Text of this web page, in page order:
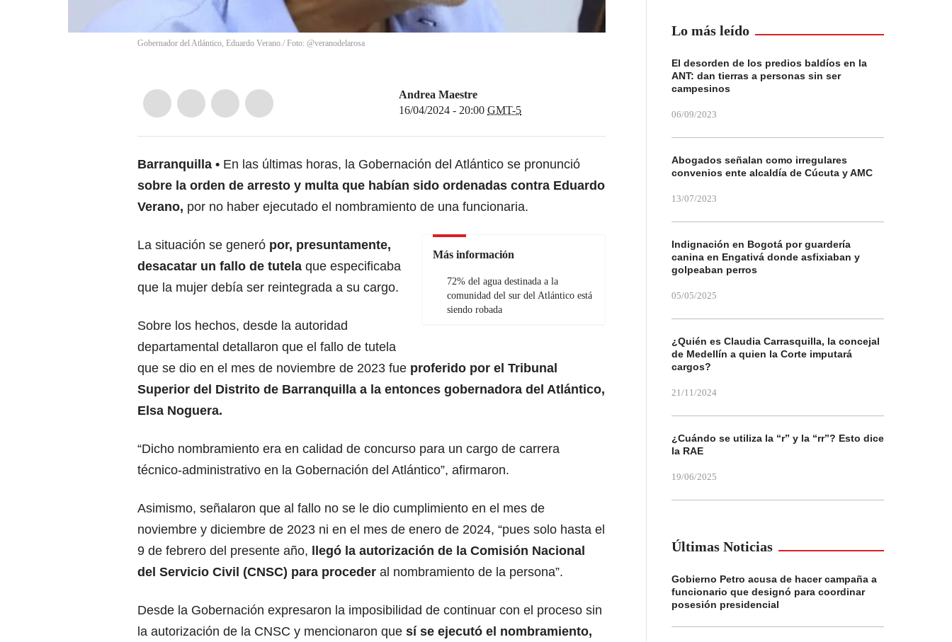
Gobernador del Atlántico, Eduardo Verano./ Foto: @veranodelarosa
Andrea Maestre
16/04/2024 - 20:00 GMT-5
Barranquilla
En las últimas horas, la Gobernación del Atlántico se pronunció
sobre la orden de arresto y multa que habían sido ordenadas contra Eduardo
Verano, por no haber ejecutado el nombramiento de una funcionaria.
Más información
72% del agua destinada a la
comunidad del sur del Atlántico está
siendo robada
La situación se generó por, presuntamente,
desacatar un fallo de tutela que especificaba
que la mujer debía ser reintegrada a su cargo.
Sobre los hechos, desde la autoridad
departamental detallaron que el fallo de tutela
que se dio en el mes de noviembre de 2023 fue proferido por el Tribunal
Superior del Distrito de Barranquilla a la entonces gobernadora del Atlántico,
Elsa Noguera.
“Dicho nombramiento era en calidad de concurso para un cargo de carrera
técnico-administrativo en la Gobernación del Atlántico”, afirmaron.
Asimismo, señalaron que al fallo no se le dio cumplimiento en el mes de
noviembre y diciembre de 2023 ni en el mes de enero de 2024, “pues solo hasta el
9 de febrero del presente año, llegó la autorización de la Comisión Nacional
del Servicio Civil (CNSC) para proceder al nombramiento de la persona”.
Desde la Gobernación expresaron la imposibilidad de continuar con el proceso sin
la autorización de la CNSC y mencionaron que sí se ejecutó el nombramiento,
Lo más leído
El desorden de los predios baldíos en la
ANT: dan tierras a personas sin ser
campesinos
06/09/2023
Abogados señalan como irregulares
convenios ente alcaldía de Cúcuta y AMC
13/07/2023
Indignación en Bogotá por guardería
canina en Engativá donde asfixiaban y
golpeaban perros
05/05/2025
¿Quién es Claudia Carrasquilla, la concejal
de Medellín a quien la Corte imputará
cargos?
21/11/2024
¿Cuándo se utiliza la “r” y la “rr”? Esto dice
la RAE
19/06/2025
Últimas Noticias
Gobierno Petro acusa de hacer campaña a
funcionario que designó para coordinar
posesión presidencial